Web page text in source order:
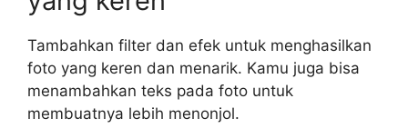
Tambahkan filter dan efek untuk menghasilkan
foto yang keren dan menarik. Kamu juga bisa
menambahkan teks pada foto untuk
membuatnya lebih menonjol.